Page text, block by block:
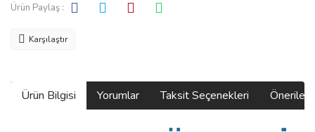
Ürün Paylaş :
Karşılaştır
Ürün Bilgisi Yorumlar Taksit Seçenekleri